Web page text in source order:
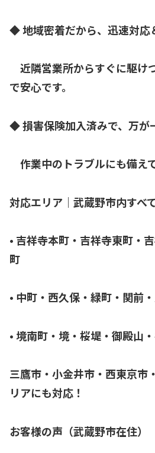
◆ 地域密着だから、迅速対応
近隣営業所からすぐに駆け
で安心です。
◆ 損害保険加入済みで、万が
作業中のトラブルにも備え
対応エリア｜武蔵野市内すべ
• 吉祥寺本町・吉祥寺東町・
町
• 中町・西久保・緑町・関前
• 境南町・境・桜堤・御殿山
三鷹市・小金井市・西東京市
リアにも対応！
お客様の声（武蔵野市在住）